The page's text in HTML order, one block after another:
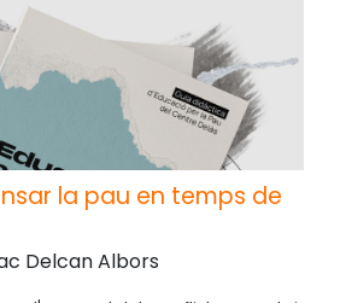
la pau en temps de
Delcan Albors